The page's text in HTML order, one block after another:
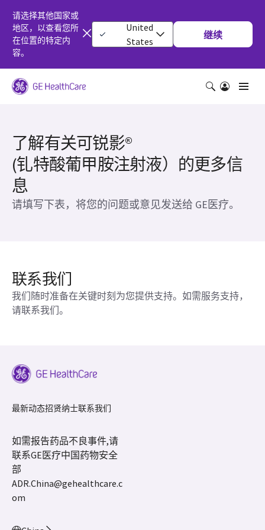
请选择其他国家或
地区，以查看您所
在位置的特定内
容。
United
States
继续
了解有关可锐影®
(钆特酸葡甲胺注射液）的更多信
息
请填写下表，将您的问题或意见发送给 GE医疗。
联系我们
我们随时准备在关键时刻为您提供支持。如需服务支持，
请联系我们。
最新动态招贤纳士联系我们
如需报告药品不良事件,请
联系GE医疗中国药物安全
部
ADR.China@gehealthcare.c
om